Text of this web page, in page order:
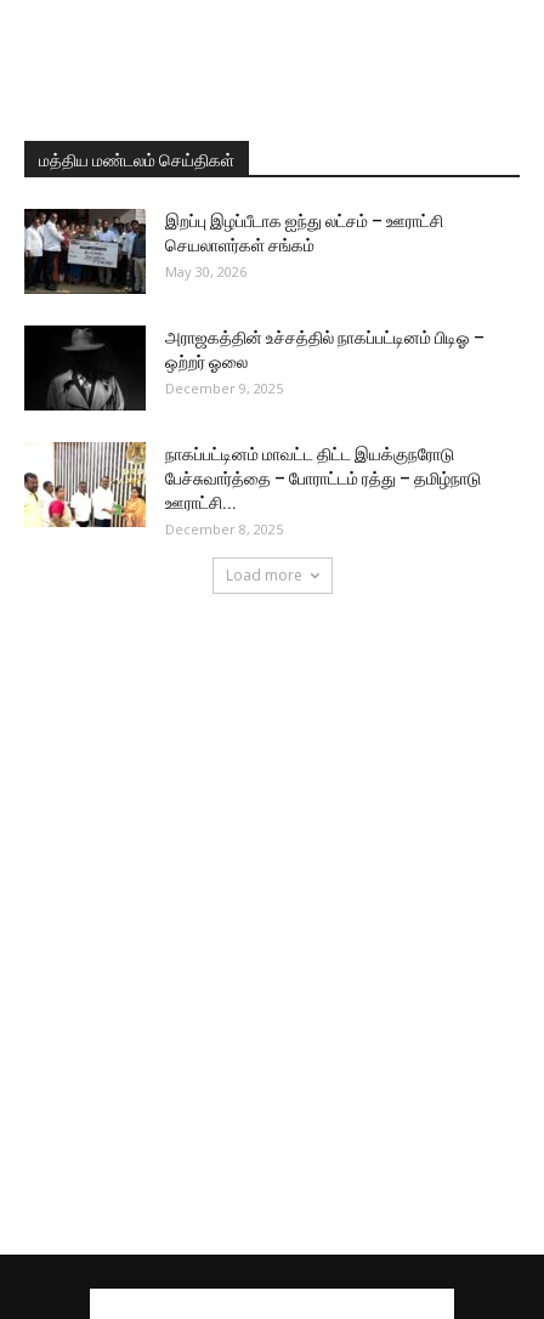
மத்திய மண்டலம் செய்திகள்
இறப்பு இழப்பீடாக ஐந்து லட்சம் – ஊராட்சி
செயலாளர்கள் சங்கம்
May 30, 2026
அராஜகத்தின் உச்சத்தில் நாகப்பட்டினம் பிடிஓ –
ஒற்றர் ஓலை
December 9, 2025
நாகப்பட்டினம் மாவட்ட திட்ட இயக்குநரோடு
பேச்சுவார்த்தை – போராட்டம் ரத்து – தமிழ்நாடு
ஊராட்சி...
December 8, 2025
Load more